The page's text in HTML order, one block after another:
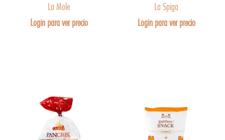
La Mole
Login para ver precio
La Spiga
Login para ver precio